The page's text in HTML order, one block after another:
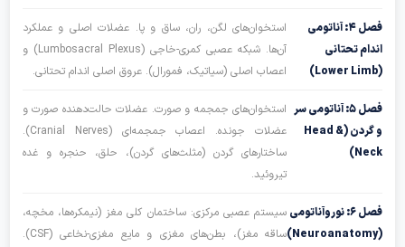
فصل ۴: آناتومی
اندام تحتانی
استخوان‌های لگن، ران، ساق و پا. عضلات اصلی و عملکرد
آن‌ها. شبکه عصبی کمری-خاجی (Lumbosacral Plexus) و
اعصاب اصلی (سیاتیک، فمورال). عروق اصلی اندام تحتانی.
فصل ۵: آناتومی سر
و گردن (Head &
Neck)
استخوان‌های جمجمه و صورت. عضلات حالت‌دهنده صورت و
عضلات جونده. اعصاب جمجمه‌ای (Cranial Nerves).
ساختارهای گردن (مثلث‌های گردن)، حلق، حنجره و غده
تیروئید.
فصل ۶: نوروآناتومیسیستم عصبی مرکزی: ساختمان کلی مغز (نیمکره‌ها، مخچه،
ساقه مغز)، بطن‌های مغزی و مایع مغزی-نخاعی (CSF).